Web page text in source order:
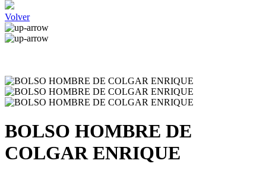
Volver
BOLSO HOMBRE DE
COLGAR ENRIQUE